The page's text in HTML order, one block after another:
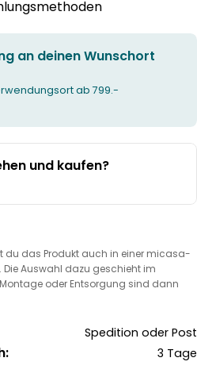
an deinen Wunschort
ab 799.-
und kaufen?
du das Produkt auch in einer micasa-
Die Auswahl dazu geschieht im
oder Entsorgung sind dann
Spedition oder Post
3 Tage